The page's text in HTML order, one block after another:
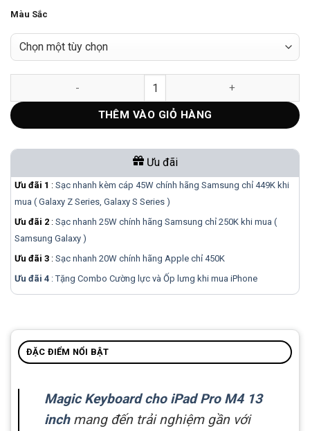
Màu Sắc
Magic Keyboard cho iPad Pro 13 inch (M4) – Chính hãng VN
THÊM VÀO GIỎ HÀNG
Ưu đãi
Ưu đãi 1 : Sạc nhanh kèm cáp 45W chính hãng Samsung chỉ 449K khi
mua ( Galaxy Z Series, Galaxy S Series )
Ưu đãi 2 : Sạc nhanh 25W chính hãng Samsung chỉ 250K khi mua (
Samsung Galaxy )
Ưu đãi 3 : Sạc nhanh 20W chính hãng Apple chỉ 450K
Ưu đãi 4 : Tặng Combo Cường lực và Ốp lưng khi mua iPhone
ĐẶC ĐIỂM NỔI BẬT
Magic Keyboard cho iPad Pro M4 13
inch mang đến trải nghiệm gần với